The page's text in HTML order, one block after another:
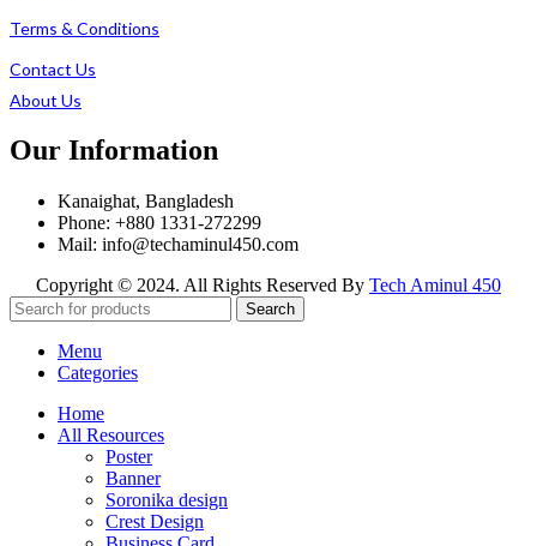
Terms & Conditions
Contact Us
About Us
Our Information
Kanaighat, Bangladesh
Phone: +880 1331-272299
Mail: info@techaminul450.com
Copyright © 2024. All Rights Reserved By Tech Aminul 450
Search
Menu
Categories
Home
All Resources
Poster
Banner
Soronika design
Crest Design